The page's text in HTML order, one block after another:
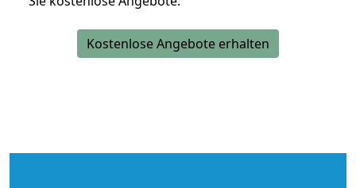
Kostenlose Angebote erhalten